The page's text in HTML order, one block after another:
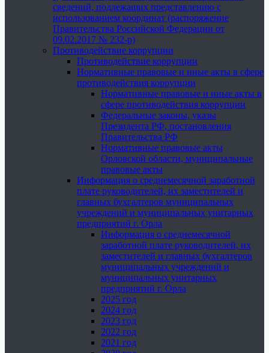
сведений, подлежащих представлению с
использованием координат (распоряжение
Правительства Российской Федерации от
09.02.2017 № 232-р)
Противодействие коррупции
Противодействие коррупции
Нормативные правовые и иные акты в сфере
противодействия коррупции
Нормативные правовые и иные акты в
сфере противодействия коррупции
Федеральные законы, указы
Президента РФ, постановления
Правительства РФ
Нормативные правовые акты
Орловской области, муниципальные
правовые акты
Информация о среднемесячной заработной
плате руководителей, их заместителей и
главных бухгалтеров муниципальных
учреждений и муниципальных унитарных
предприятий г. Орла
Информация о среднемесячной
заработной плате руководителей, их
заместителей и главных бухгалтеров
муниципальных учреждений и
муниципальных унитарных
предприятий г. Орла
2025 год
2024 год
2023 год
2022 год
2021 год